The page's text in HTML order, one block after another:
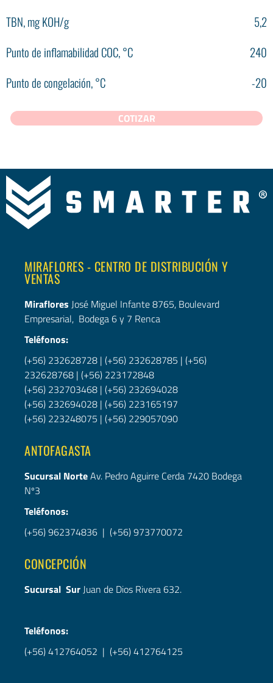
TBN, mg KOH/g
5,2
Punto de inflamabilidad COC, °С
240
Punto de congelación, °С
-20
COTIZAR
MIRAFLORES - CENTRO DE DISTRIBUCIÓN Y
VENTAS
Miraflores José Miguel Infante 8765, Boulevard
Empresarial, Bodega 6 y 7 Renca
Teléfonos:
(+56) 232628728 | (+56) 232628785 | (+56)
232628768 | (+56) 223172848
(+56) 232703468 | (+56) 232694028
(+56) 232694028 | (+56) 223165197
(+56) 223248075 | (+56) 229057090
ANTOFAGASTA
Sucursal NorteAv. Pedro Aguirre Cerda 7420 Bodega
Nº3
Teléfonos:
(+56) 962374836 | (+56) 973770072
CONCEPCIÓN
Sucursal Sur Juan de Dios Rivera 632.
Teléfonos:
(+56) 412764052 | (+56) 412764125